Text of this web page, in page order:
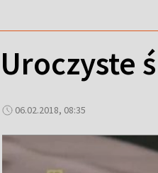
Uroczyste
06.02.2018, 08:35